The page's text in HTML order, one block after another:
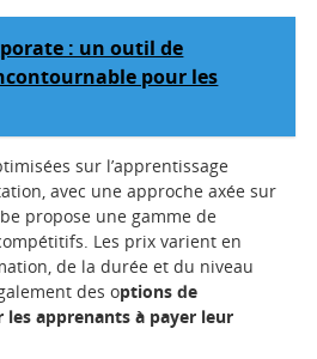
: un outil de
pour les
sur l’apprentissage
avec une approche axée sur
propose une gamme de
Les prix varient en
de la durée et du niveau
des options de
apprenants à payer leur